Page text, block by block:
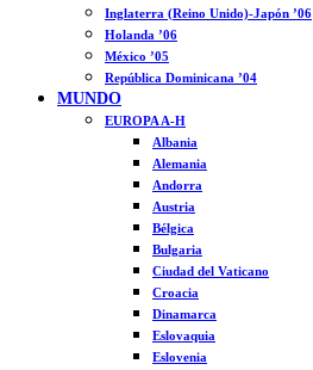
Inglaterra (Reino Unido)-Japón ’06
Holanda ’06
México ’05
República Dominicana ’04
MUNDO
EUROPA A-H
Albania
Alemania
Andorra
Austria
Bélgica
Bulgaria
Ciudad del Vaticano
Croacia
Dinamarca
Eslovaquia
Eslovenia